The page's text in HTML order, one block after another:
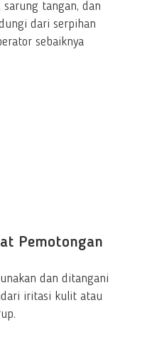
sarung tangan, dan
dari serpihan
sebaiknya
Pemotongan
dan ditangani
iritasi kulit atau